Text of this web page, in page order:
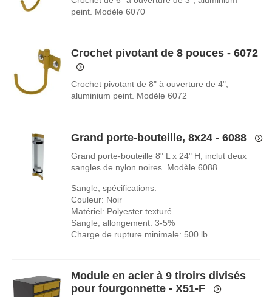
peint. Modèle 6070
Crochet pivotant de 8 pouces - 6072
Crochet pivotant de 8" à ouverture de 4",
aluminium peint. Modèle 6072
Grand porte-bouteille, 8x24 - 6088
Grand porte-bouteille 8" L x 24" H, inclut deux
sangles de nylon noires. Modèle 6088
Sangle, spécifications:
Couleur: Noir
Matériel: Polyester texturé
Sangle, allongement: 3-5%
Charge de rupture minimale: 500 lb
Module en acier à 9 tiroirs divisés
pour fourgonnette - X51-F